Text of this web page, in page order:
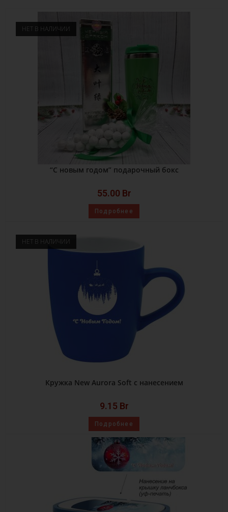
НЕТ В НАЛИЧИИ
“С новым годом” подарочный бокс
55.00 Br
Подробнее
НЕТ В НАЛИЧИИ
Кружка New Aurora Soft с нанесением
9.15 Br
Подробнее